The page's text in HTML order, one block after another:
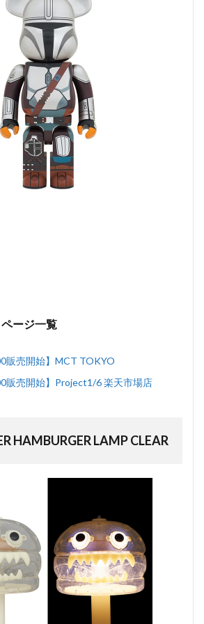
ージ一覧
販売開始】MCT TOKYO
販売開始】Project1/6 楽天市場店
HAMBURGER LAMP CLEAR